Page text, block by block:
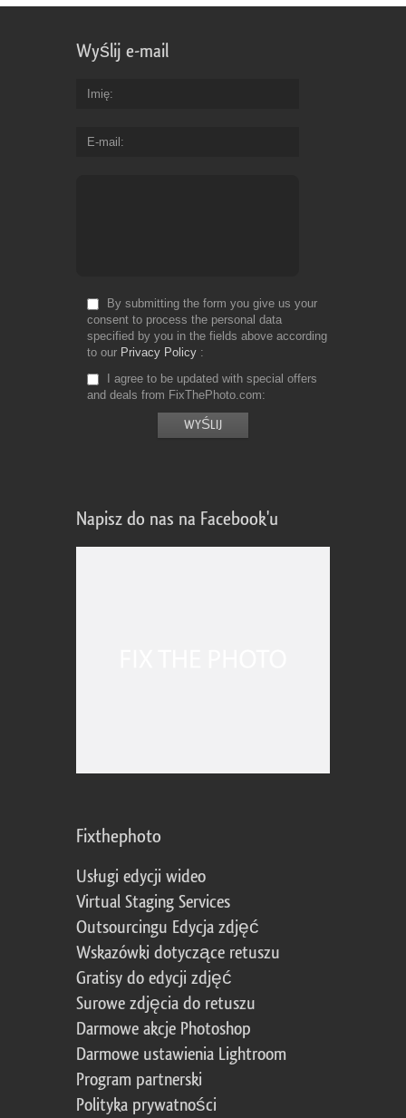
Wyślij e-mail
Imię
E-mail
By submitting the form you give us your
consent to process the personal data
specified by you in the fields above according
to our Privacy Policy
I agree to be updated with special offers
and deals from FixThePhoto.com
Napisz do nas na Facebook'u
Fixthephoto
Usługi edycji wideo
Virtual Staging Services
Outsourcingu Edycja zdjęć
Wskazówki dotyczące retuszu
Gratisy do edycji zdjęć
Surowe zdjęcia do retuszu
Darmowe akcje Photoshop
Darmowe ustawienia Lightroom
Program partnerski
Polityka prywatności